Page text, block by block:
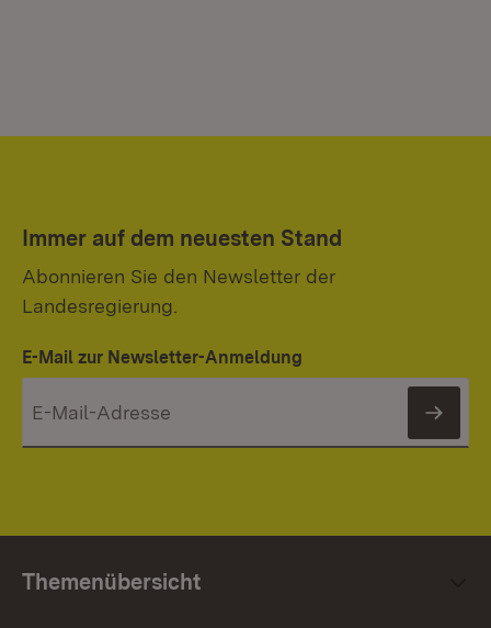
Immer auf dem neuesten Stand
Abonnieren Sie den Newsletter der
Landesregierung.
E-Mail zur Newsletter-Anmeldung
Themenübersicht